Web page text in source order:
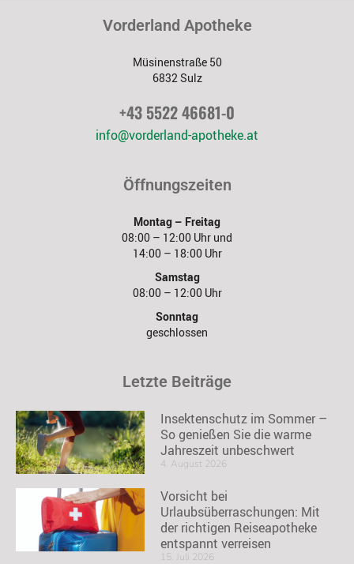
Vorderland Apotheke
Müsinenstraße 50
6832 Sulz
+43 5522 46681-0
info@vorderland-apotheke.at
Öffnungszeiten
Montag – Freitag
08:00 – 12:00 Uhr und
14:00 – 18:00 Uhr
Samstag
08:00 – 12:00 Uhr
Sonntag
geschlossen
Letzte Beiträge
Insektenschutz im Sommer –
So genießen Sie die warme
Jahreszeit unbeschwert
4. August 2026
Vorsicht bei
Urlaubsüberraschungen: Mit
der richtigen Reiseapotheke
entspannt verreisen
15. Juli 2026